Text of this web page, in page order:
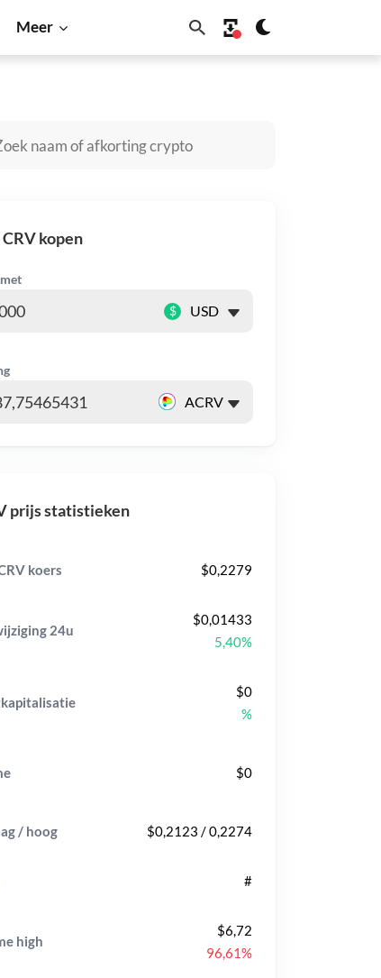
Meer
Solana BNB
kopen
$
prijs statistieken
koers $0,2279
24u
$0,01433
5,40%
$0
%
$0
/ hoog $0,2123 / 0,2274
#
high
$6,72
96,61%